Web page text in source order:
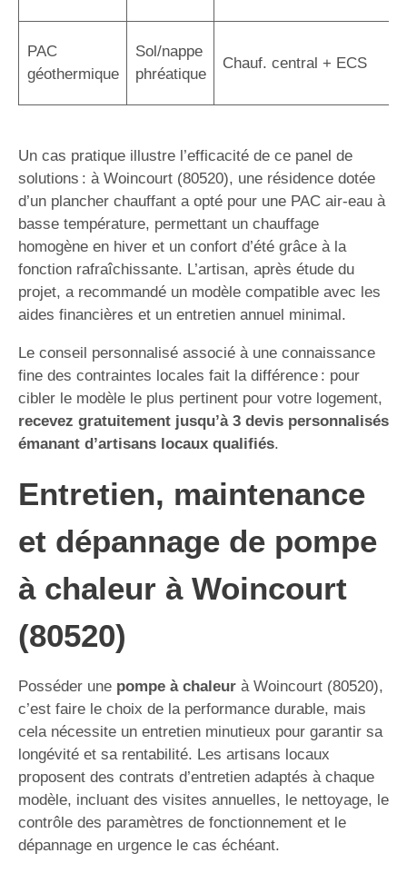
PAC
géothermique
Sol/nappe
phréatique
Chauf. central + ECS
Un cas pratique illustre l’efficacité de ce panel de
solutions : à Woincourt (80520), une résidence dotée
d’un plancher chauffant a opté pour une PAC air-eau à
basse température, permettant un chauffage
homogène en hiver et un confort d’été grâce à la
fonction rafraîchissante. L’artisan, après étude du
projet, a recommandé un modèle compatible avec les
aides financières et un entretien annuel minimal.
Le conseil personnalisé associé à une connaissance
fine des contraintes locales fait la différence : pour
cibler le modèle le plus pertinent pour votre logement,
recevez gratuitement jusqu’à 3 devis personnalisés
émanant d’artisans locaux qualifiés.
Entretien, maintenance
et dépannage de pompe
à chaleur à Woincourt
(80520)
Posséder une pompe à chaleur à Woincourt (80520),
c’est faire le choix de la performance durable, mais
cela nécessite un entretien minutieux pour garantir sa
longévité et sa rentabilité. Les artisans locaux
proposent des contrats d’entretien adaptés à chaque
modèle, incluant des visites annuelles, le nettoyage, le
contrôle des paramètres de fonctionnement et le
dépannage en urgence le cas échéant.